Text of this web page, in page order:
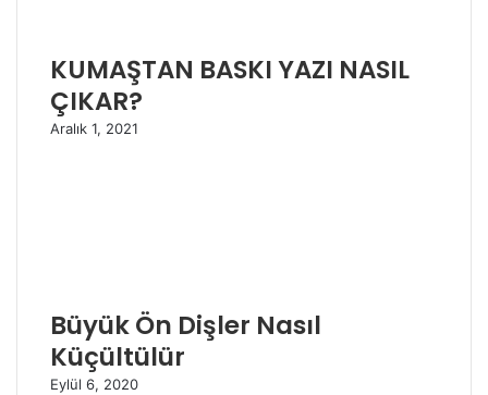
KUMAŞTAN BASKI YAZI NASIL
ÇIKAR?
Aralık 1, 2021
Büyük Ön Dişler Nasıl
Küçültülür
Eylül 6, 2020